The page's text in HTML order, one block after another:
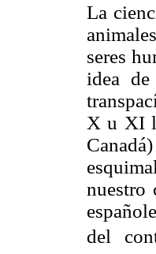
La
seres
idea
X u XI
nuestro
del